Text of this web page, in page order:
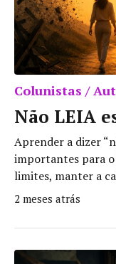
Colunistas /
Não LEIA
Aprender a dizer
importantes para
limites, manter a
2 meses atrás